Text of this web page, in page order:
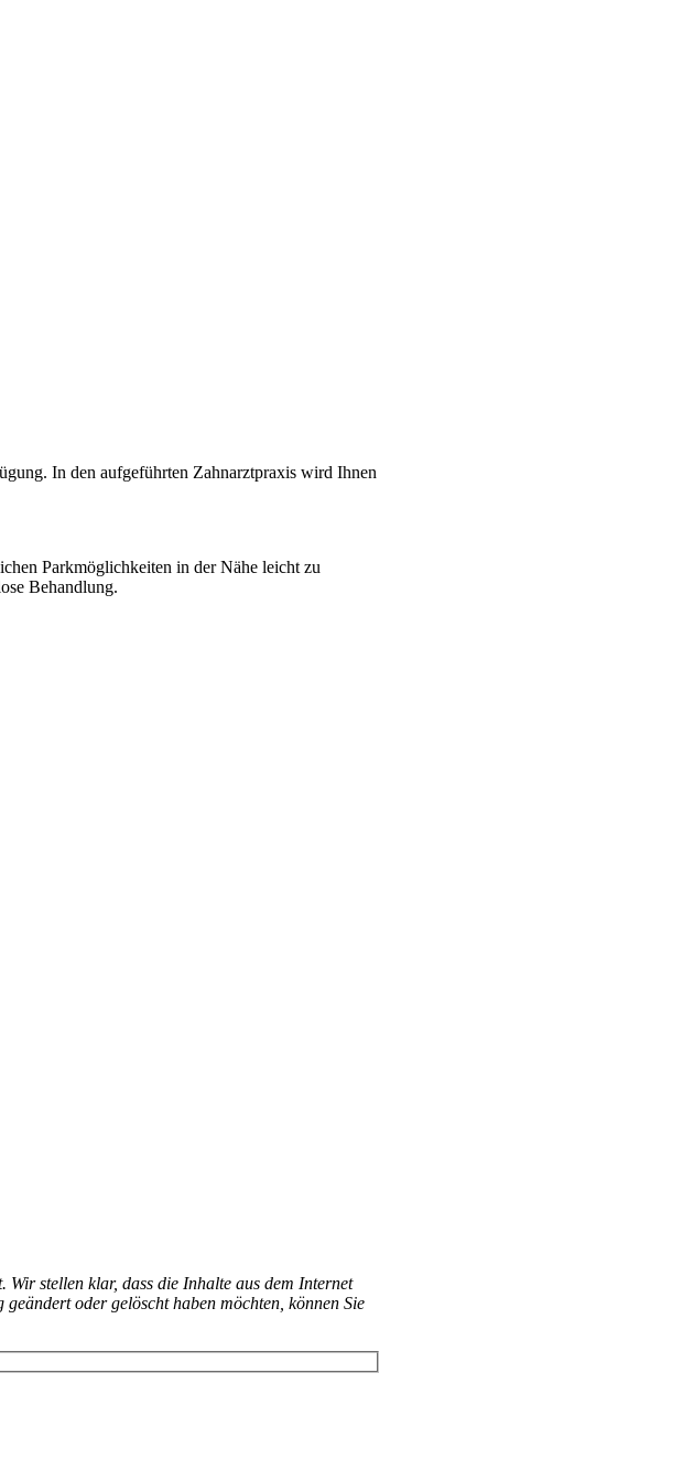
In den aufgeführten Zahnarztpraxis wird Ihnen
Parkmöglichkeiten in der Nähe leicht zu
Behandlung.
stellen klar, dass die Inhalte aus dem Internet
oder gelöscht haben möchten, können Sie